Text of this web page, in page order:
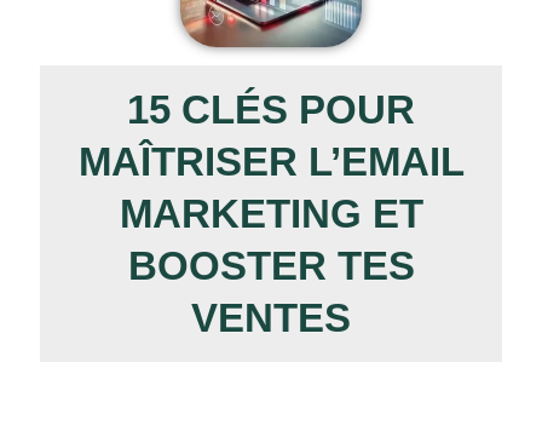
15 CLÉS POUR
MAÎTRISER L’EMAIL
MARKETING ET
BOOSTER TES
VENTES